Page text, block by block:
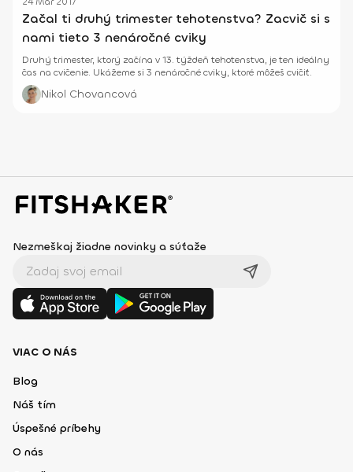
Začal ti druhý trimester tehotenstva? Zacvič si s
nami tieto 3 nenáročné cviky
Druhý trimester, ktorý začína v 13. týždeň tehotenstva, je ten ideálny
čas na cvičenie. Ukážeme si 3 nenáročné cviky, ktoré môžeš cvičiť.
Nikol Chovancová
Nezmeškaj žiadne novinky a súťaže
VIAC O NÁS
Blog
Náš tím
Úspešné príbehy
O nás